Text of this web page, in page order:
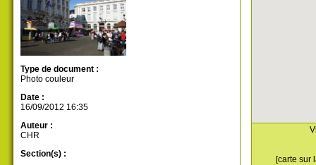
Type de document :
Photo couleur
Date :
16/09/2012 16:35
Auteur :
CHR
Section(s) :
[carte sur